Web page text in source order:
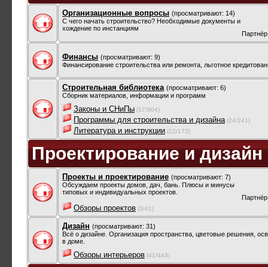
Организационные вопросы (просматривают: 14)
С чего начать строительство? Необходимые документы и
хождение по инстанциям
Финансы (просматривают: 9)
Финансирование строительства или ремонта, льготное
Строительная библиотека (просматривают: 6)
Сборник материалов, информации и программ
Законы и СНиПы (17/904)
Программы для строительства и дизайна (24/241)
Литература и инструкции (22/173)
Проектирование и дизайн
Проекты и проектирование (просматривают: 7)
Обсуждаем проекты домов, дач, бань. Плюсы и минусы
типовых и индивидуальных проектов.
Обзоры проектов (3/41)
Дизайн (просматривают: 31)
Всё о дизайне. Организация пространства, цветовые решения,
в доме.
Обзоры интерьеров (41/443)